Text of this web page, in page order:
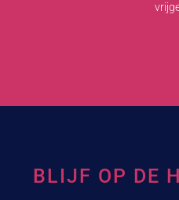
BLIJF OP DE